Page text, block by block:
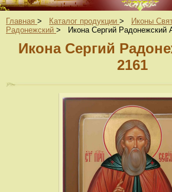
Главная > Каталог продукции > Иконы
Радонежский > Икона Сергий Радонежский
Икона Сергий
2161